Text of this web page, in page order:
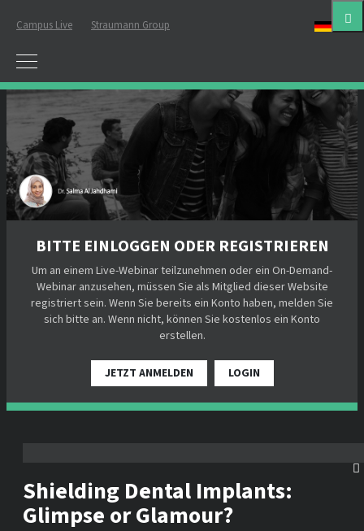
Campus Live Straumann Group
BITTE EINLOGGEN ODER REGISTRIEREN
Um an einem Live-Webinar teilzunehmen oder ein On-Demand-
Webinar anzusehen, müssen Sie als Mitglied dieser Website
registriert sein. Wenn Sie bereits ein Konto haben, melden Sie
sich bitte an. Wenn nicht, können Sie kostenlos ein Konto
erstellen.
JETZT ANMELDEN LOGIN
Shielding Dental Implants:
Glimpse or Glamour?